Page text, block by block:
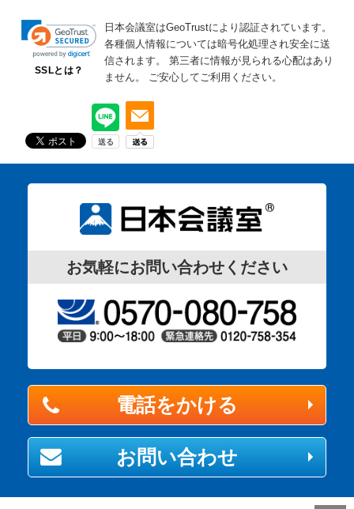
SSLとは？
日本会議室はGeoTrustにより認証されています。
各種個人情報については暗号化処理され安全に送
信されます。
第三者に情報が見られる心配はあり
ません。
ご安心してご利用ください。
お気軽にお問い合わせください
電話をかける
お問い合わせ